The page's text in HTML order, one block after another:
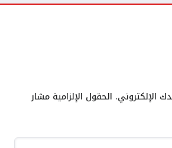
الإلكتروني. الحقول الإلزامية مشار